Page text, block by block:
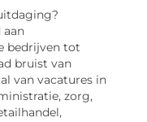
aan
bedrijven tot
bruist van
van vacatures in
zorg,